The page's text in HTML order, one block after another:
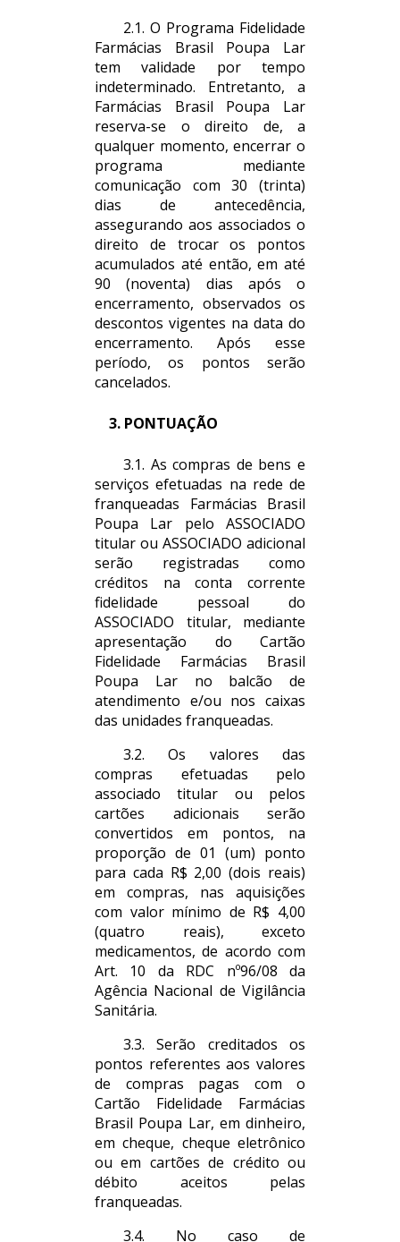
2.1. O Programa Fidelidade
Farmácias Brasil Poupa Lar
tem validade por tempo
indeterminado. Entretanto, a
Farmácias Brasil Poupa Lar
reserva-se o direito de, a
qualquer momento, encerrar o
programa mediante
comunicação com 30 (trinta)
dias de antecedência,
assegurando aos associados o
direito de trocar os pontos
acumulados até então, em até
90 (noventa) dias após o
encerramento, observados os
descontos vigentes na data do
encerramento. Após esse
período, os pontos serão
cancelados.
3. PONTUAÇÃO
3.1. As compras de bens e
serviços efetuadas na rede de
franqueadas Farmácias Brasil
Poupa Lar pelo ASSOCIADO
titular ou ASSOCIADO adicional
serão registradas como
créditos na conta corrente
fidelidade pessoal do
ASSOCIADO titular, mediante
apresentação do Cartão
Fidelidade Farmácias Brasil
Poupa Lar no balcão de
atendimento e/ou nos caixas
das unidades franqueadas.
3.2. Os valores das
compras efetuadas pelo
associado titular ou pelos
cartões adicionais serão
convertidos em pontos, na
proporção de 01 (um) ponto
para cada R$ 2,00 (dois reais)
em compras, nas aquisições
com valor mínimo de R$ 4,00
(quatro reais), exceto
medicamentos, de acordo com
Art. 10 da RDC nº96/08 da
Agência Nacional de Vigilância
Sanitária.
3.3. Serão creditados os
pontos referentes aos valores
de compras pagas com o
Cartão Fidelidade Farmácias
Brasil Poupa Lar, em dinheiro,
em cheque, cheque eletrônico
ou em cartões de crédito ou
débito aceitos pelas
franqueadas.
3.4. No caso de